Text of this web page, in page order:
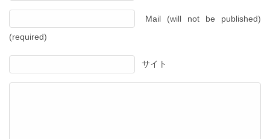
Mail (will not be published)
(required)
サイト